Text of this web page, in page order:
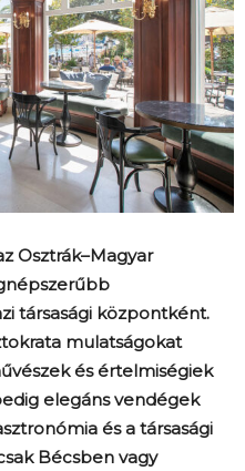
Osztrák–Magyar
társasági központként.
mulatságokat
és értelmiségiek
elegáns vendégek
és a társasági
Bécsben vagy